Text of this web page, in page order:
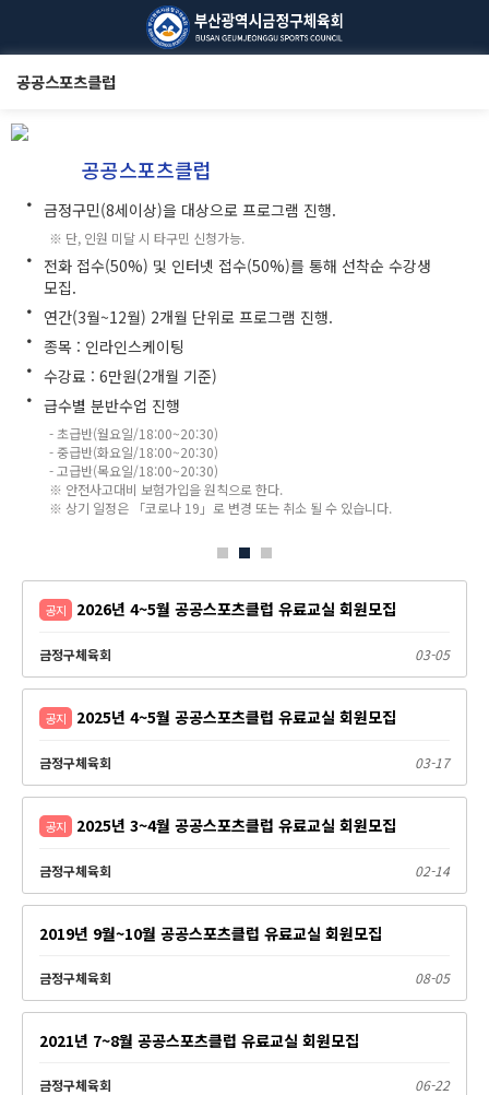
공공스포츠클럽
공공스포츠클럽
● 금정구민(8세이상)을 대상으로 프로그램 진행.
※ 단, 인원 미달 시 타구민 신청가능.
●
전화 접수(50%) 및 인터넷 접수(50%)를 통해 선착순 수강생
모집.
● 연간(3월~12월) 2개월 단위로 프로그램 진행.
● 종목 : 인라인스케이팅
● 수강료 : 6만원(2개월 기준)
● 급수별 분반수업 진행
- 초급반(월요일/18:00~20:30)
- 중급반(화요일/18:00~20:30)
- 고급반(목요일/18:00~20:30)
※ 안전사고대비 보험가입을 원칙으로 한다.
※ 상기 일정은 「코로나 19」로 변경 또는 취소 될 수 있습니다.
공지 2026년 4~5월 공공스포츠클럽 유료교실 회원모집
금정구체육회 03-05
공지 2025년 4~5월 공공스포츠클럽 유료교실 회원모집
금정구체육회 03-17
공지 2025년 3~4월 공공스포츠클럽 유료교실 회원모집
금정구체육회 02-14
2019년 9월~10월 공공스포츠클럽 유료교실 회원모집
금정구체육회 08-05
2021년 7~8월 공공스포츠클럽 유료교실 회원모집
금정구체육회 06-22